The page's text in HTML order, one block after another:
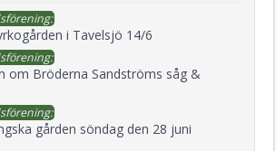
i Tavelsjö 14/6
om Bröderna Sandströms såg &
gården söndag den 28 juni